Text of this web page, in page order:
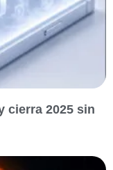
cierra 2025 sin